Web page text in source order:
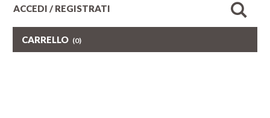
ACCEDI / REGISTRATI
CARRELLO (0)